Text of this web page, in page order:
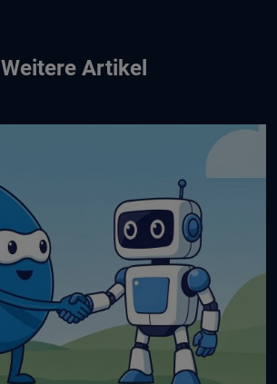
Weitere Artikel